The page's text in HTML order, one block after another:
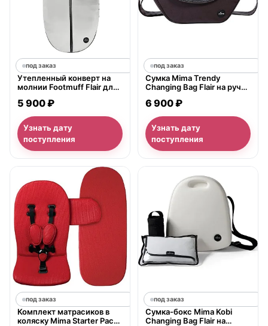
под заказ
Утепленный конверт на
молнии Footmuff Flair для
5 900 ₽
Узнать дату
поступления
под заказ
Сумка Mima Trendy
Changing Bag Flair на ручку
6 900 ₽
Узнать дату
поступления
под заказ
Комплект матрасиков в
коляску Mima Starter Pack
под заказ
Сумка-бокс Mima Kobi
Changing Bag Flair на